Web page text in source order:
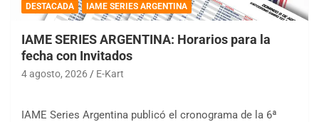
DESTACADA IAME SERIES ARGENTINA
IAME SERIES ARGENTINA: Horarios para la
fecha con Invitados
4 agosto, 2026 E-Kart
IAME Series Argentina publicó el cronograma de la 6ª